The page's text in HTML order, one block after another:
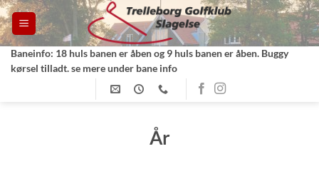
Fortsæt
til
indhold
Baneinfo: 18 huls banen er åben og 9 huls banen er åben. Buggy
kørsel tilladt. se mere under bane info
År